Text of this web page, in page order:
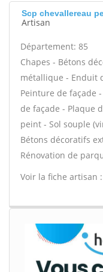
Scp chevallereau
Artisan
Département: 85
Chapes - Bétons
métallique - Enduit
Peinture de façade
de façade - Plaque
peint - Sol souple
Bétons décoratifs
Rénovation de
Voir la fiche artisan :